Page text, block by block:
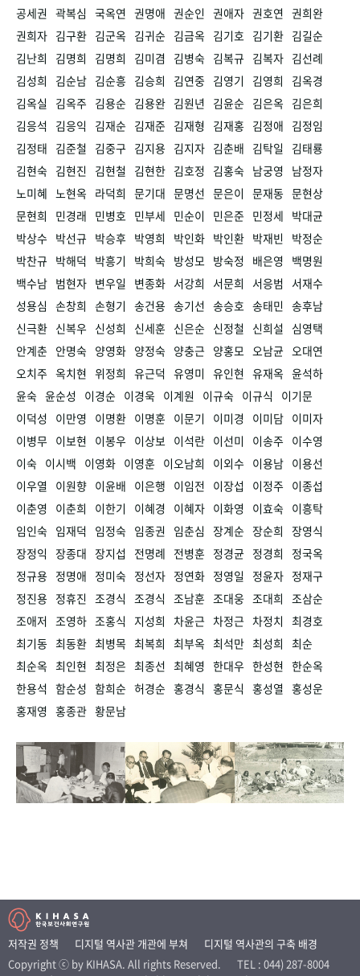
공세권 곽복심 국옥연 권명애 권순인 권애자 권호연 권희완
권희자 김구환 김군옥 김귀순 김금옥 김기호 김기환 김길순
김난희
김명희 김명희 김미겸 김병숙 김복규 김복자 김선례
김성희
김순남 김순흥 김승희 김연중 김영기 김영희
김옥경
김옥실
김옥주 김용순 김용완 김원년 김윤순 김은옥 김은희
김응석
김응익 김재순 김재준 김재형 김재홍 김정애 김정임
김정태 김준철 김중구 김지용 김지자 김춘배 김탁일
김태룡
김현숙 김현진 김현철 김현한 김호정 김홍숙 남궁영
남정자
노미혜 노현옥 라덕희 문기대 문명선 문은이 문재동 문현상
문현희
민경래 민병호 민부세 민순이 민은준 민정세 박대균
박상수 박선규 박승후 박영희 박인화 박인환 박재빈
박정순
박찬규 박해덕 박흥기 박희숙 방성모 방숙정 배은영
백명원
백수남 범현자 변우일 변종화 서강희 서문희 서응범
서재수
성용심 손창희 손형기 송건용 송기선 송승호 송태민 송후남
신극환 신복우 신성희 신세훈 신은순 신정철 신희설
심영택
안계춘 안명숙 양영화 양정숙 양충근 양홍모 오남균 오대연
오치주 옥치현 위정희 유근덕 유영미 유인현 유재옥 윤석하
윤숙 윤순성 이경순 이경욱 이계원 이규숙 이규식
이기문
이덕성
이만영 이명환 이명훈 이문기 이미경 이미담 이미자
이병무 이보현 이봉우 이상보 이석란 이선미 이송주 이수영
이숙 이시백 이영화 이영훈 이오남희 이외수 이용남 이용선
이우열
이원향 이윤배 이은행 이임전 이장섭 이정주 이종섭
이춘영
이춘희 이한기 이혜경 이혜자 이화영 이효숙 이흥탁
임인숙 임재덕 임정숙 임종권 임춘심 장계순 장순희 장영식
장정익 장종대 장지섭 전명례 전병훈 정경균 정경희
정국옥
정규용 정명애 정미숙 정선자 정연화 정영일 정윤자 정재구
정진용 정휴진 조경식 조경식 조남훈 조대웅 조대희 조삼순
조애저 조영하 조홍식 지성희 차윤근 차정근 차정치 최경호
최기동 최동환 최병목 최복희 최부옥 최석만 최성희 최순
최순옥 최인현 최정은 최종선 최혜영 한대우 한성현 한순옥
한용석 함순성 함희순 허경순 홍경식 홍문식 홍성열 홍성운
홍재영 홍종관 황문남
저작권 정책 디지털 역사관 개관에 부쳐
디지털 역사관의 구축 배경
Copyright ⓒ by KIHASA. All rights Reserved.
TEL : 044) 287-8004